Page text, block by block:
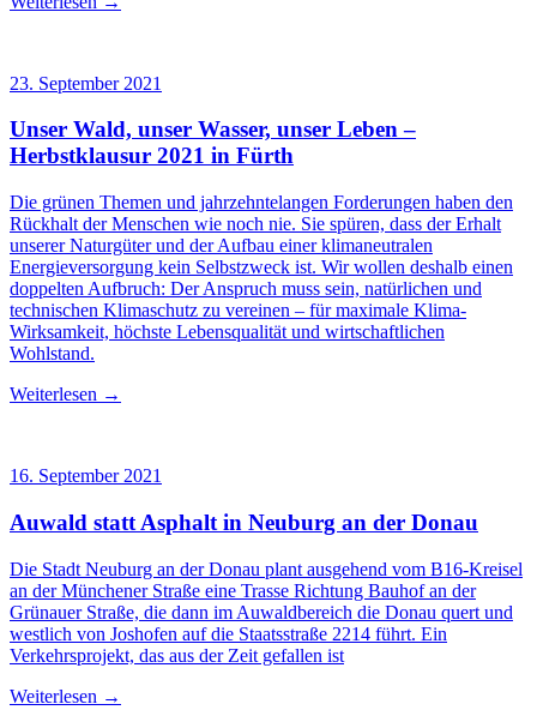
23. September 2021
Unser Wald, unser Wasser, unser Leben –
Herbstklausur 2021 in Fürth
Die grünen Themen und jahrzehntelangen Forderungen haben den
Rückhalt der Menschen wie noch nie. Sie spüren, dass der Erhalt
unserer Naturgüter und der Aufbau einer klimaneutralen
Energieversorgung kein Selbstzweck ist. Wir wollen deshalb einen
doppelten Aufbruch: Der Anspruch muss sein, natürlichen und
technischen Klimaschutz zu vereinen – für maximale Klima-
Wirksamkeit, höchste Lebensqualität und wirtschaftlichen
Wohlstand.
Weiterlesen →
16. September 2021
Auwald statt Asphalt in Neuburg an der Donau
Die Stadt Neuburg an der Donau plant ausgehend vom B16-Kreisel
an der Münchener Straße eine Trasse Richtung Bauhof an der
Grünauer Straße, die dann im Auwaldbereich die Donau quert und
westlich von Joshofen auf die Staatsstraße 2214 führt. Ein
Verkehrsprojekt, das aus der Zeit gefallen ist
Weiterlesen →